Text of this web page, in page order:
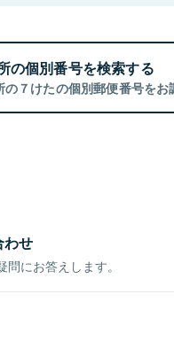
の個別番号を検索する
の７けたの個別郵便番号をお
わせ
にお答えします。